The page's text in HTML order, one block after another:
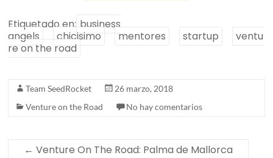
Etiquetado en: business
angels
chicisimo mentores startup
ventu
re on the road
Team SeedRocket
26 marzo, 2018
Venture on the Road
No hay comentarios
← Venture On The Road: Palma de Mallorca